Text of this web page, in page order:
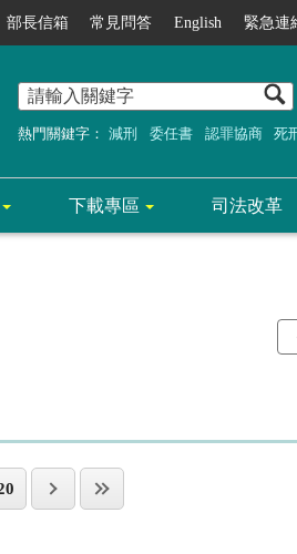
部長信箱 常見問答 English 緊急連
熱門關鍵字： 減刑 委任書 認罪協商 死
下載專區 司法改革